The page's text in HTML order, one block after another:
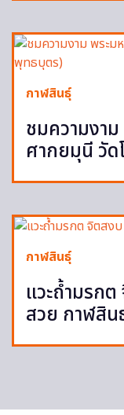
กาฬสินธุ์
ชมความงา
ศากยมุนี วั
กาฬสินธุ์
แวะถ้ำมรก
สวย กาฬสิน